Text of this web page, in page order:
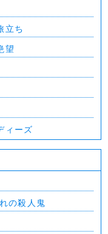
立ち
望
ィーズ
の殺人鬼